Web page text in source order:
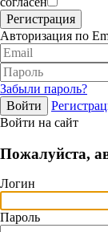
Авторизация по
Забыли пароль?
Войти на сайт
Пожалуйста,
Логин
Пароль